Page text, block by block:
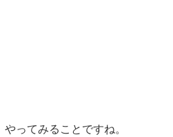
ってみることですね。